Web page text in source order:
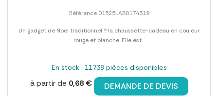
Référence 01525LAB0174319
Un gadget de Noël traditionnel ? la chaussette-cadeau en couleur
rouge et blanche. Elle est...
En stock : 11738 pièces disponibles
à partir de 0,68 € DEMANDE DE DEVIS